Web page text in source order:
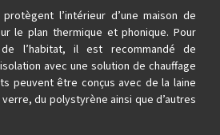
l’intérieur d’une maison de
le plan thermique et phonique. Pour
l’habitat, il est recommandé de
avec une solution de chauffage
peuvent être conçus avec de la laine
du polystyrène ainsi que d’autres